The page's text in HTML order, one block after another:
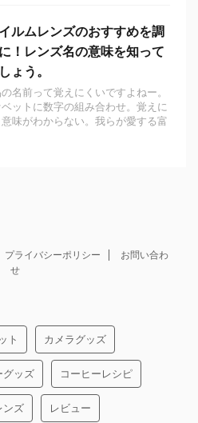
ルムレンズのおすすめを調
！レンズ名の意味を知って
ょう。
名前って覚えにくいですよねー。
ットに数字の組み合わせ。覚えに
意味がわからない。我らが愛する富
プライバシーポリシー
お問い合わ
せ
ト カメラグッズ
グッズ コーヒーレシピ
ンズ レビュー